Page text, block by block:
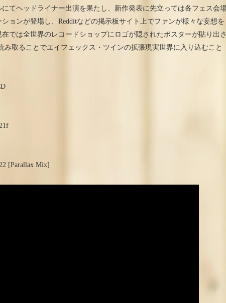
てヘッドライナー出演を果たし、新作発表に先立っては各フェス会
ョンが登場し、Redditなどの掲示板サイト上でファンが様々な妄想を
では全世界のレコードショップにロゴが隠されたポスターが貼り出さ
み取ることでエイフェックス・ツインの拡張現実世界に入り込むこと
[Parallax Mix]